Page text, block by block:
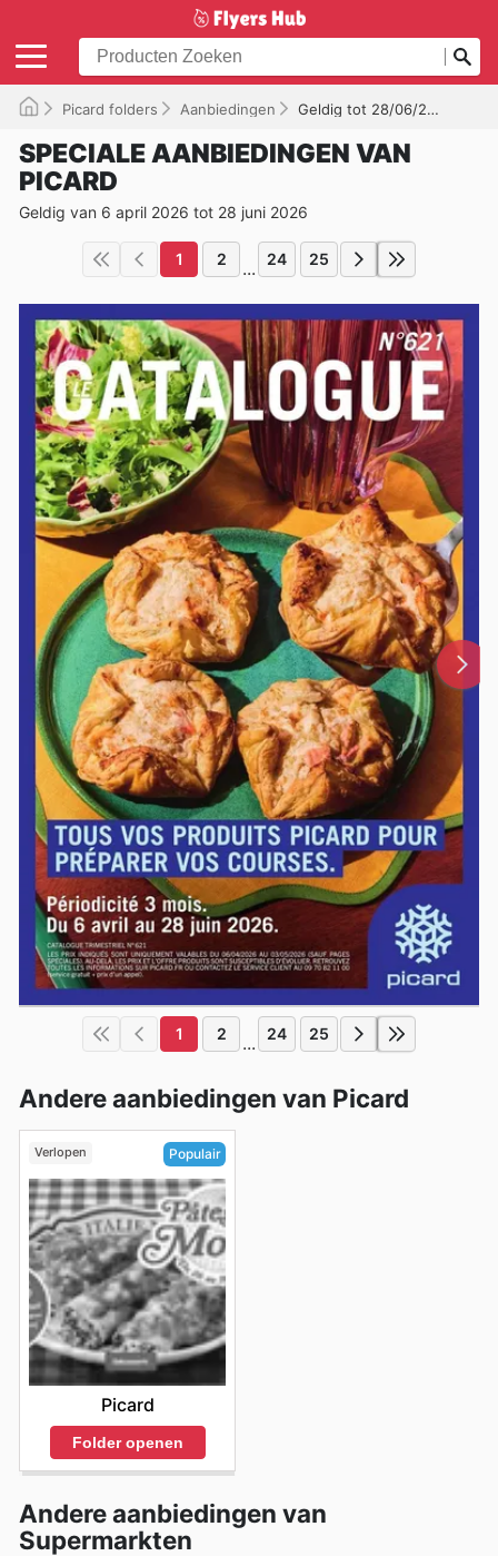
Picard folders Aanbiedingen Geldig tot 28/06/2026
SPECIALE AANBIEDINGEN VAN
PICARD
Geldig van 6 april 2026 tot 28 juni 2026
1 2 ... 24 25
1 2 ... 24 25
Andere aanbiedingen van Picard
Verlopen Populair
Picard
Folder openen
Andere aanbiedingen van
Supermarkten